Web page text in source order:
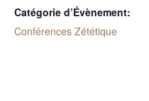
Catégorie d’Évènement:
Conférences Zététique